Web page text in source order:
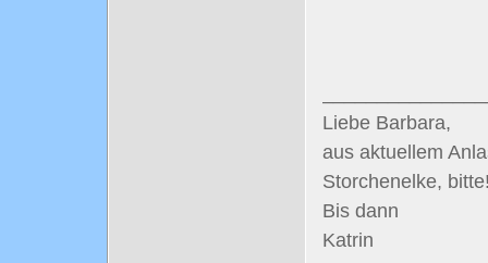
Liebe Barbara,
aus aktuellem
Storchenelke,
Bis dann
Katrin